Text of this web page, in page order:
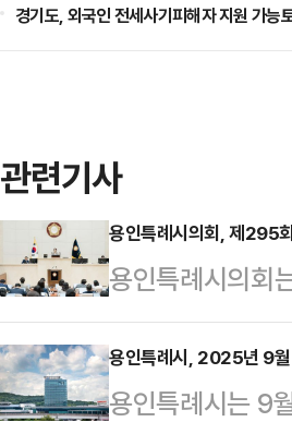
경기도, 외국인 전세사기피해자 지원 가능
관련기사
용인특례시의회, 제295
용인특례시의회
고 총 26건의 안
기관 위탁·대행
설치 및 운용 조
용인특례시, 2025년 9
용인특례시는 9